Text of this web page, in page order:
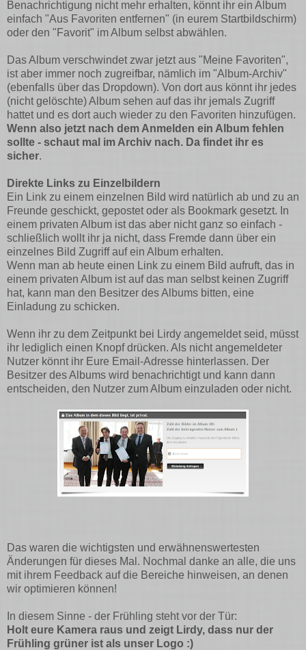
Benachrichtigung nicht mehr erhalten, könnt ihr ein Album
einfach "Aus Favoriten entfernen" (in eurem Startbildschirm)
oder den "Favorit" im Album selbst abwählen.
Das Album verschwindet zwar jetzt aus "Meine Favoriten",
ist aber immer noch zugreifbar, nämlich im "Album-Archiv"
(ebenfalls über das Dropdown). Von dort aus könnt ihr jedes
(nicht gelöschte) Album sehen auf das ihr jemals Zugriff
hattet und es dort auch wieder zu den Favoriten hinzufügen.
Wenn also jetzt nach dem Anmelden ein Album fehlen
sollte - schaut mal im Archiv nach. Da findet ihr es
sicher.
Direkte Links zu Einzelbildern
Ein Link zu einem einzelnen Bild wird natürlich ab und zu an
Freunde geschickt, gepostet oder als Bookmark gesetzt. In
einem privaten Album ist das aber nicht ganz so einfach -
schließlich wollt ihr ja nicht, dass Fremde dann über ein
einzelnes Bild Zugriff auf ein Album erhalten.
Wenn man ab heute einen Link zu einem Bild aufruft, das in
einem privaten Album ist auf das man selbst keinen Zugriff
hat, kann man den Besitzer des Albums bitten, eine
Einladung zu schicken.
Wenn ihr zu dem Zeitpunkt bei Lirdy angemeldet seid, müsst
ihr lediglich einen Knopf drücken. Als nicht angemeldeter
Nutzer könnt ihr Eure Email-Adresse hinterlassen. Der
Besitzer des Albums wird benachrichtigt und kann dann
entscheiden, den Nutzer zum Album einzuladen oder nicht.
Das waren die wichtigsten und erwähnenswertesten
Änderungen für dieses Mal. Nochmal danke an alle, die uns
mit ihrem Feedback auf die Bereiche hinweisen, an denen
wir optimieren können!
In diesem Sinne - der Frühling steht vor der Tür:
Holt eure Kamera raus und zeigt Lirdy, dass nur der
Frühling grüner ist als unser Logo :)